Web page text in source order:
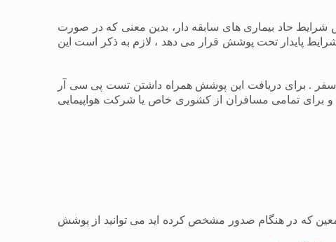
حادثه و یا بستری شدن در بیمارستان بیش از 24 ساعت (همراه با پوشش شرایط حاد بیماری های سابقه دار، بدین معنی که در صورت
پایدار تحت پوشش قرار می دهد ، لازم به ذکر است این
( کرونا ویروس) در مقصد و در طول مدت سفر . برای دریافت این پوشش همراه داشتن تست پی سی آر
برای تمامی مسافران از کشوری خاص یا شرکت هواپیمایی
که در هنگام صدور مشخص کرده اید می توانید از پوشش